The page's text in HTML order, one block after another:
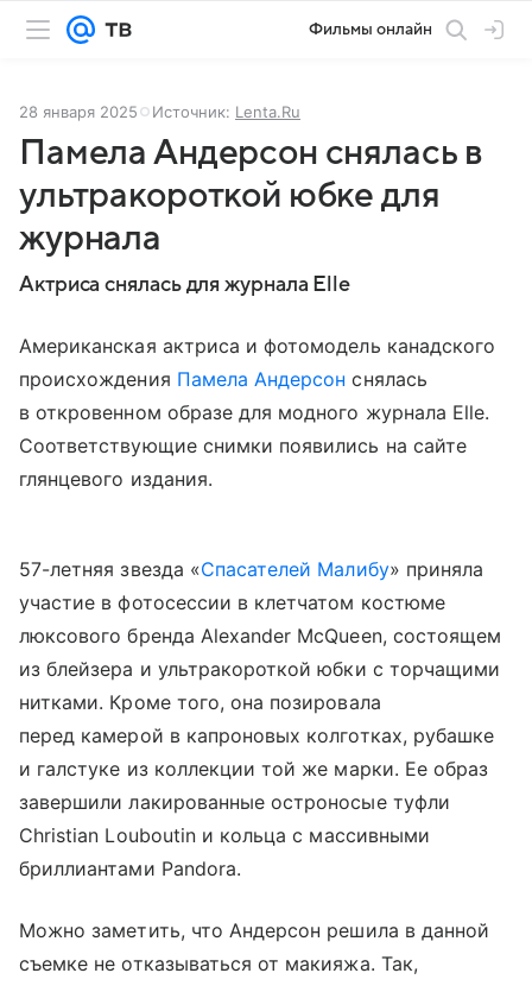
Фильмы онлайн
28 января 2025 Источник: Lenta.Ru
Памела Андерсон снялась в
ультракороткой юбке для
журнала
Актриса снялась для журнала Elle
Американская актриса и фотомодель канадского
происхождения Памела Андерсон снялась
в откровенном образе для модного журнала Elle.
Соответствующие снимки появились на сайте
глянцевого издания.
57-летняя звезда «Спасателей Малибу» приняла
участие в фотосессии в клетчатом костюме
люксового бренда Alexander McQueen, состоящем
из блейзера и ультракороткой юбки с торчащими
нитками. Кроме того, она позировала
перед камерой в капроновых колготках, рубашке
и галстуке из коллекции той же марки. Ее образ
завершили лакированные остроносые туфли
Christian Louboutin и кольца с массивными
бриллиантами Pandora.
Можно заметить, что Андерсон решила в данной
съемке не отказываться от макияжа. Так,